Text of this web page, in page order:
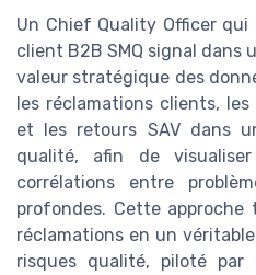
Un Chief Quality Officer
client B2B SMQ signal dans
valeur stratégique des
les réclamations clients,
et les retours SAV dans
qualité, afin de
corrélations entre
profondes. Cette
réclamations en un
risques qualité, piloté par